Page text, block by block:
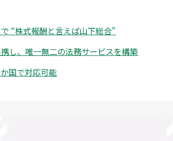
“株式報酬と言えば山下総合”
し、唯一無二の法務サービスを構築
国で対応可能